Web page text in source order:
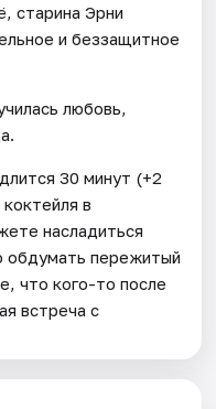
старина Эрни
и беззащитное
любовь,
30 минут (+2
в
насладиться
обдумать пережитый
что кого-то после
встреча с